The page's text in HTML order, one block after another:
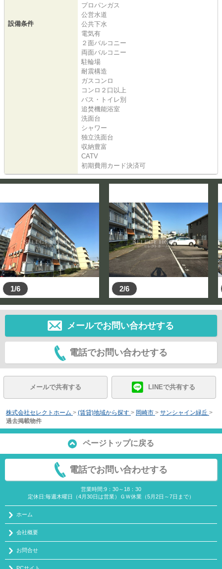
設備条件
プロパンガス
公営水道
公共下水
電気有
２面バルコニー
両面バルコニー
駐輪場
耐震構造
ガスコンロ
コンロ２口以上
バス・トイレ別
追焚機能浴室
洗面台
シャワー
独立洗面台
収納豊富
CATV
初期費用カード決済可
1/6 2/6
メールでお問い合わせする
電話でお問い合わせする
メールで共有する LINEで共有する
株式会社セレクトホーム > (賃貸)地域から探す > 岡崎市 > サンシャイン緑丘 >
過去掲載物件
ページトップに戻る
電話でお問い合わせする
営業時間:9：30～18：30
定休日:毎週木曜日（4月30日は営業）ＧＷ休業（5月2日～7日まで）
ホーム
会社概要
お問合せ